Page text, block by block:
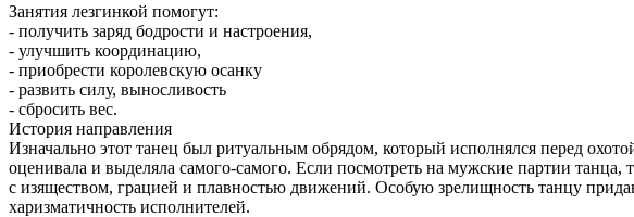
Занятия лезгинкой помогут:
- получить заряд бодрости и настроения,
- улучшить координацию,
- приобрести королевскую осанку
- развить силу, выносливость
- сбросить вес.
История направления
Изначально этот танец был ритуальным обрядом, который исполнялся перед
оценивала и выделяла самого-самого. Если посмотреть на мужские партии
с изяществом, грацией и плавностью движений. Особую зрелищность танцу
харизматичность исполнителей.